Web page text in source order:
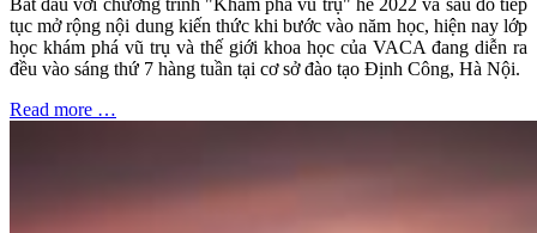
tục mở rộng nội dung kiến thức khi bước vào năm học, hiện nay lớp
học khám phá vũ trụ và thế giới khoa học của VACA đang diễn ra
đều vào sáng thứ 7 hàng tuần tại cơ sở đào tạo Định Công, Hà Nội.
Read more …